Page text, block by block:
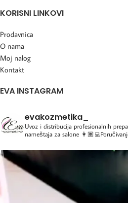
KORISNI LINKOVI
Prodavnica
O nama
Moj nalog
Kontakt
EVA INSTAGRAM
evakozmetika_
Uvoz i distribucija profesionalnih
nameštaja za salone